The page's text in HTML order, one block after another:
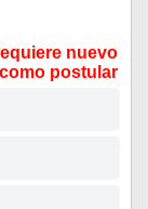
nuevo
postular